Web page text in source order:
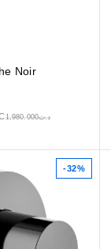
Noir
د.ت1,980.000
-32%